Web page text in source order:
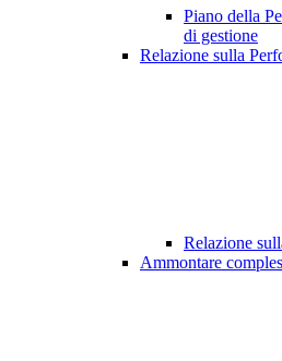
Piano della
di gestione
Relazione sulla
Relazione
Ammontare